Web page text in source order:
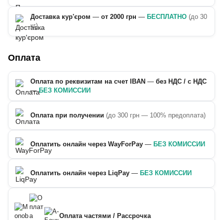
Доставка кур'єром — от 2000 грн — БЕСПЛАТНО (до 30
кг)
Оплата
Оплата по реквизитам на счет IBAN — без НДС / с НДС
—БЕЗ КОМИССИИ
Оплата при получении (до 300 грн — 100% предоплата)
Оплатить онлайн через WayForPay — БЕЗ КОМИССИИ
Оплатить онлайн через LiqPay — БЕЗ КОМИССИИ
Оплата частями / Рассрочка